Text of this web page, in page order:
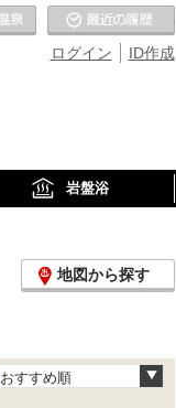
ID作成
ログイン
お気に入りの温泉
岩盤浴
地図から探す
おすすめ順